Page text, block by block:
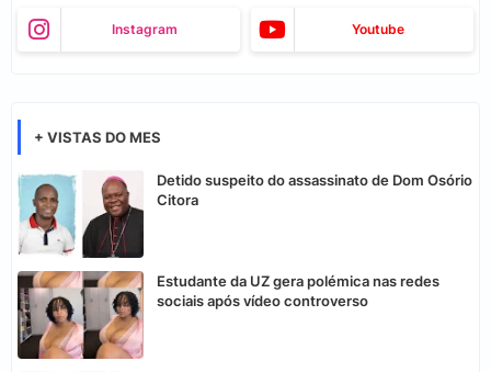
Instagram Youtube
+ VISTAS DO MES
Detido suspeito do assassinato de Dom Osório
Citora
Estudante da UZ gera polémica nas redes
sociais após vídeo controverso